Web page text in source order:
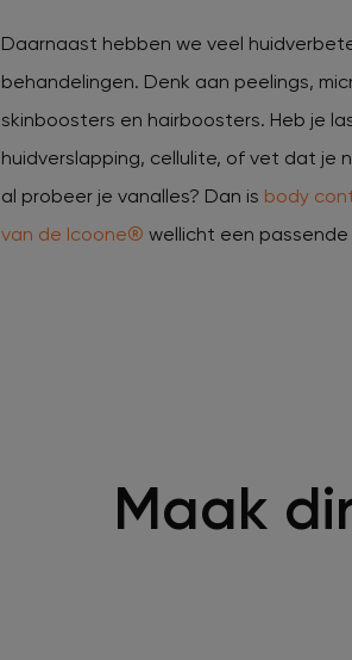
Daarnaast hebben we veel
behandelingen. Denk aan peelings,
skinboosters en hairboosters. Heb je
huidverslapping, cellulite, of vet dat je
al probeer je vanalles? Dan is body
van de Icoone® wellicht een passende
Maak